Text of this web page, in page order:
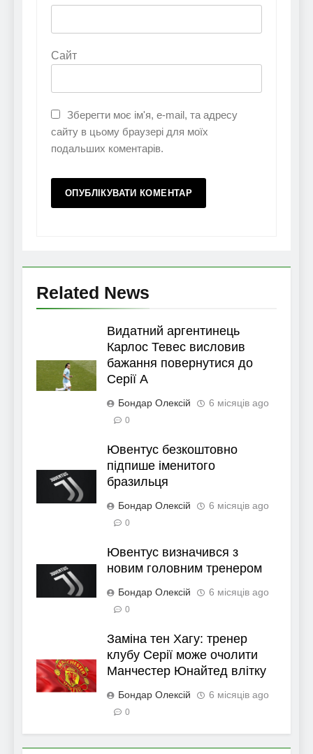
Сайт
Зберегти моє ім'я, e-mail, та адресу
сайту в цьому браузері для моїх
подальших коментарів.
Related News
Видатний аргентинець
Карлос Тевес висловив
бажання повернутися до
Серії А
Бондар Олексій 6 місяців ago
0
Ювентус безкоштовно
підпише іменитого
бразильця
Бондар Олексій 6 місяців ago
0
Ювентус визначився з
новим головним тренером
Бондар Олексій 6 місяців ago
0
Заміна тен Хагу: тренер
клубу Серії може очолити
Манчестер Юнайтед влітку
Бондар Олексій 6 місяців ago
0